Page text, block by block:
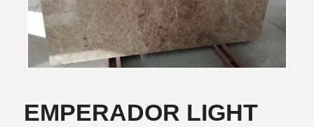
EMPERADOR LIGHT